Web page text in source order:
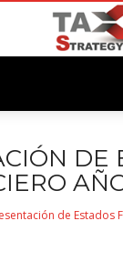
DE
de Estados